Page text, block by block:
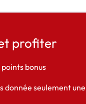
profiter
bonus
donnée seulement une